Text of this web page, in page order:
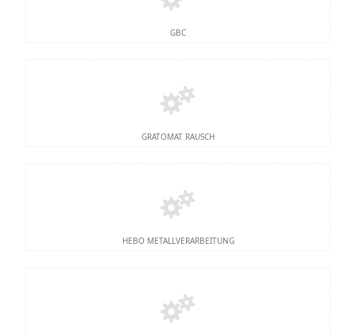
GBC
GRATOMAT RAUSCH
HEBO METALLVERARBEITUNG